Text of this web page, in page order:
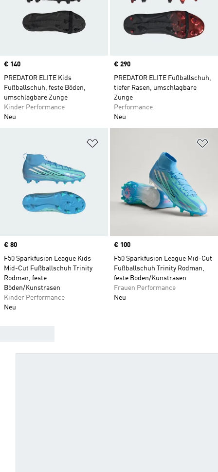
Price
€ 140
PREDATOR ELITE Kids
Fußballschuh, feste Böden,
umschlagbare Zunge
Kinder Performance
Neu
Price
€ 290
PREDATOR ELITE Fußballschuh,
tiefer Rasen, umschlagbare
Zunge
Performance
Neu
Zur Wunschliste hinzufügen
Price
€ 80
F50 Sparkfusion League Kids
Mid-Cut Fußballschuh Trinity
Rodman, feste
Böden/Kunstrasen
Kinder Performance
Neu
Price
€ 100
F50 Sparkfusion League Mid-Cut
Fußballschuh Trinity Rodman,
feste Böden/Kunstrasen
Frauen Performance
Neu